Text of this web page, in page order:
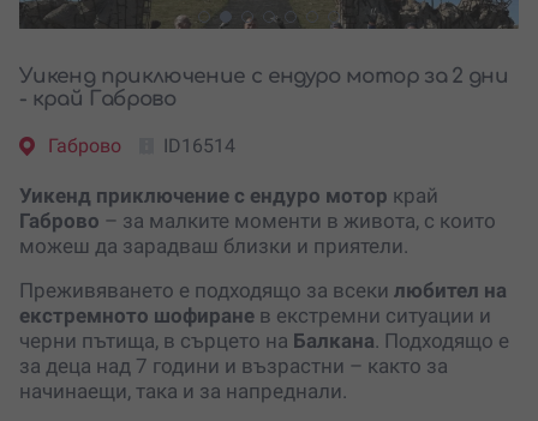
Уикенд приключение с ендуро мотор за 2 дни
- край Габрово
Габрово ID16514
Уикенд приключение с ендуро мотор край
Габрово – за малките моменти в живота, с които
можеш да зарадваш близки и приятели.
Преживяването е подходящо за всеки любител на
екстремното шофиране в екстремни ситуации и
черни пътища, в сърцето на Балкана. Подходящо е
за деца над 7 години и възрастни – както за
начинаещи, така и за напреднали.